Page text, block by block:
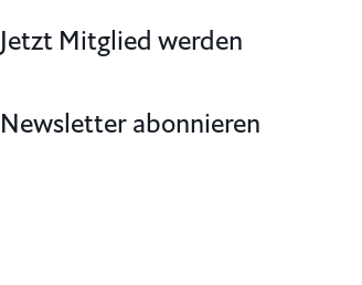
Jetzt Mitglied werden
Newsletter abonnieren